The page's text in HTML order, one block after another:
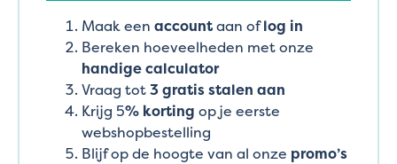
Maak een accountaan oflog in
Bereken hoeveelheden met onze
handige calculator
Vraag tot3 gratis stalen aan
Krijg 5% korting op je eerste
webshopbestelling
Blijf op de hoogte van al onze promo’s